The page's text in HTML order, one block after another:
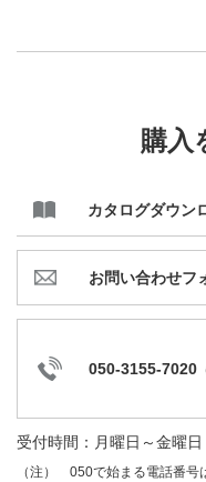
購入
カタログダウン
お問い合わせフ
050-3155-7020
受付時間：月曜日～金曜日
（注）
050で始まる電話番号